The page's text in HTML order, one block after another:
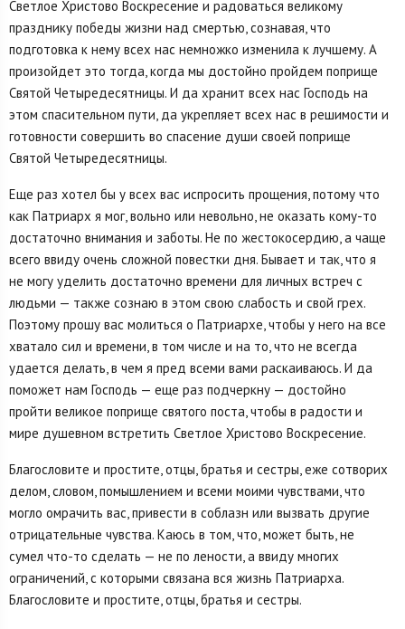
Светлое Христово Воскресение и радоваться великому
празднику победы жизни над смертью, сознавая, что
подготовка к нему всех нас немножко изменила к лучшему. А
произойдет это тогда, когда мы достойно пройдем поприще
Святой Четыредесятницы. И да хранит всех нас Господь на
этом спасительном пути, да укрепляет всех нас в решимости и
готовности совершить во спасение души своей поприще
Святой Четыредесятницы.
Еще раз хотел бы у всех вас испросить прощения, потому что
как Патриарх я мог, вольно или невольно, не оказать кому-то
достаточно внимания и заботы. Не по жестокосердию, а чаще
всего ввиду очень сложной повестки дня. Бывает и так, что я
не могу уделить достаточно времени для личных встреч с
людьми — также сознаю в этом свою слабость и свой грех.
Поэтому прошу вас молиться о Патриархе, чтобы у него на все
хватало сил и времени, в том числе и на то, что не всегда
удается делать, в чем я пред всеми вами раскаиваюсь. И да
поможет нам Господь — еще раз подчеркну — достойно
пройти великое поприще святого поста, чтобы в радости и
мире душевном встретить Светлое Христово Воскресение.
Благословите и простите, отцы, братья и сестры, еже сотворих
делом, словом, помышлением и всеми моими чувствами, что
могло омрачить вас, привести в соблазн или вызвать другие
отрицательные чувства. Каюсь в том, что, может быть, не
сумел что-то сделать — не по лености, а ввиду многих
ограничений, с которыми связана вся жизнь Патриарха.
Благословите и простите, отцы, братья и сестры.